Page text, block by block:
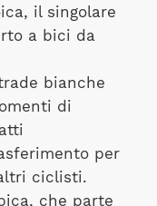
il singolare
a bici da
bianche
di
per
ciclisti.
che parte